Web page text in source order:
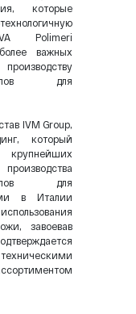
которые
Polimeri
важных
для
IVM Group,
который
для
в Италии
завоевав